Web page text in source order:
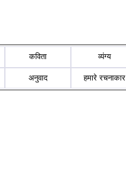
कविता व्यंग्य
अनुवाद हमारे रचनाकार